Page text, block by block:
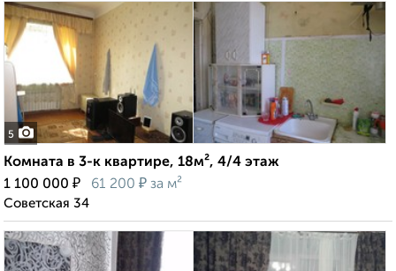
5
Комната в 3-к квартире, 18м², 4/4 этаж
1 100 000 ₽ 61 200 ₽ за м²
Советская 34